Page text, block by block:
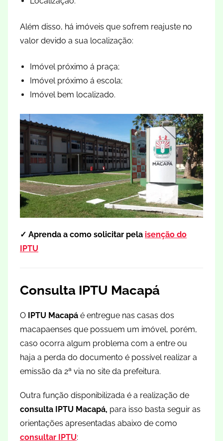
Além disso, há imóveis que sofrem reajuste no
valor devido a sua localização:
Imóvel próximo á praça;
Imóvel próximo á escola;
Imóvel bem localizado.
✓ Aprenda a como solicitar pela isenção do
IPTU
Consulta IPTU Macapá
O IPTU Macapá é entregue nas casas dos
macapaenses que possuem um imóvel, porém,
caso ocorra algum problema com a entre ou
haja a perda do documento é possível realizar a
emissão da 2ª via no site da prefeitura.
Outra função disponibilizada é a realização de
consulta IPTU Macapá, para isso basta seguir as
orientações apresentadas abaixo de como
consultar IPTU: